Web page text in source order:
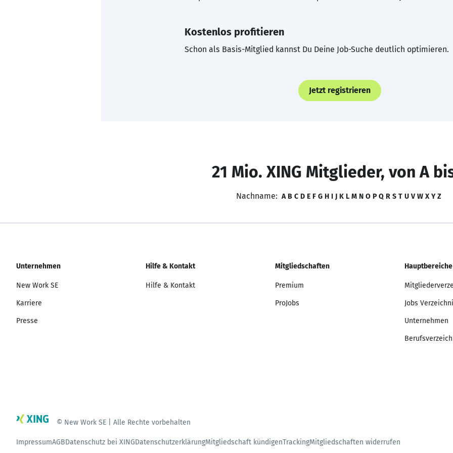
Kostenlos profitieren
Schon als Basis-Mitglied kannst Du Deine Job-Suche deutlich optimieren.
Jetzt registrieren
21 Mio. XING Mitglieder, von A
Nachname: A B C D E F G H I J K L M N O P Q R S T U V W X Y Z
Unternehmen
New Work SE
Karriere
Presse
Hilfe & Kontakt
Hilfe & Kontakt
Mitgliedschaften
Premium
ProJobs
Hauptbereiche
Jobs
Unternehmen
© New Work SE | Alle Rechte vorbehalten
ImpressumAGBDatenschutz bei XINGDatenschutzerklärungMitgliedschaft kündigenTrackingMitgliedschaften widerrufen